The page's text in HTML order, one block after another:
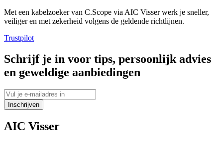
Met een kabelzoeker van C.Scope via AIC Visser werk je sneller,
veiliger en met zekerheid volgens de geldende richtlijnen.
Trustpilot
Schrijf je in voor tips, persoonlijk advies
en geweldige aanbiedingen
Inschrijven
AIC Visser